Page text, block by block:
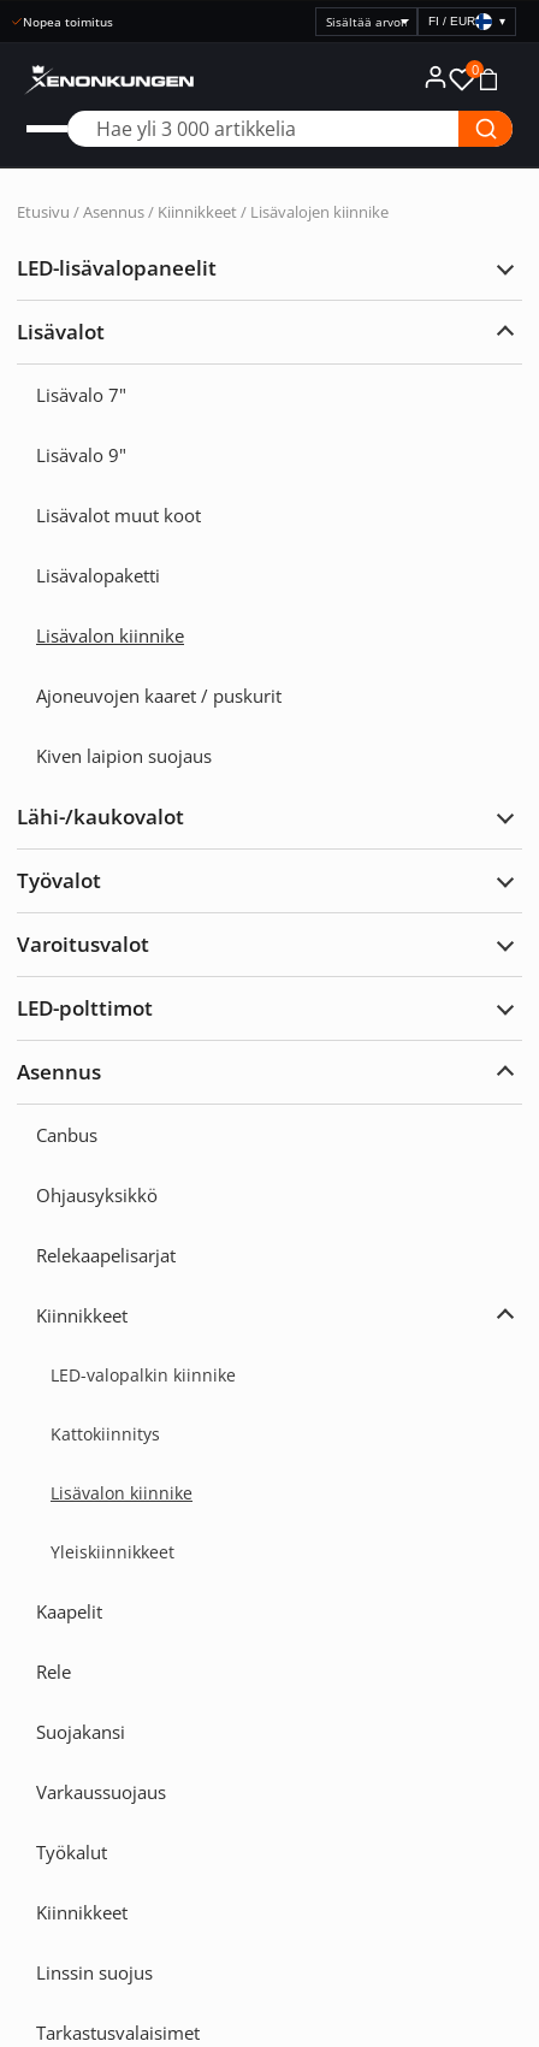
Nopea toimitus
Valitse
FI / EUR ▾
0
Etusivu /Asennus/ Kiinnikkeet/ Lisävalojen kiinnike
LED-lisävalopaneelit
Lisävalot
Lisävalo 7"
Lisävalo 9"
Lisävalot muut koot
Lisävalopaketti
Lisävalon kiinnike
Ajoneuvojen kaaret / puskurit
Kiven laipion suojaus
Lähi-/kaukovalot
Työvalot
Varoitusvalot
LED-polttimot
Asennus
Canbus
Ohjausyksikkö
Relekaapelisarjat
Kiinnikkeet
LED-valopalkin kiinnike
Kattokiinnitys
Lisävalon kiinnike
Yleiskiinnikkeet
Kaapelit
Rele
Suojakansi
Varkaussuojaus
Työkalut
Kiinnikkeet
Linssin suojus
Tarkastusvalaisimet